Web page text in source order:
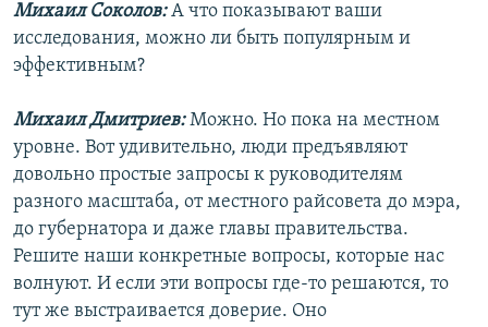
Михаил Соколов:А что показывают ваши
исследования, можно ли быть популярным и
эффективным?
Михаил Дмитриев:Можно. Но пока на местном
уровне. Вот удивительно, люди предъявляют
довольно простые запросы к руководителям
разного масштаба, от местного райсовета до мэра,
до губернатора и даже главы правительства.
Решите наши конкретные вопросы, которые нас
волнуют. И если эти вопросы где-то решаются, то
тут же выстраивается доверие. Оно